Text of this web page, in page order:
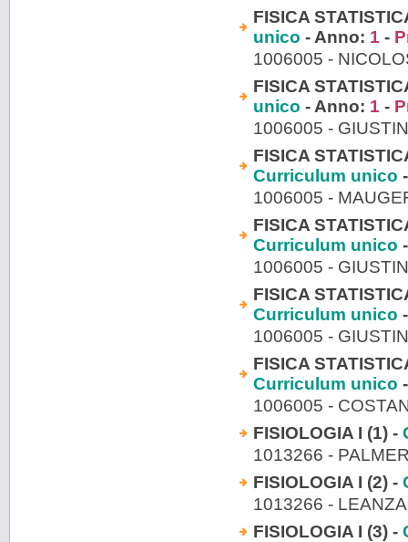
FISICA
unico - Anno: 1 -
1006005 -
FISICA
unico - Anno: 1 -
1006005 -
FISICA
Curriculum unico
1006005 -
FISICA
Curriculum unico
1006005 -
FISICA
Curriculum unico
1006005 -
FISICA
Curriculum unico
1006005 -
FISIOLOGIA I (1) -
1013266 -
FISIOLOGIA I (2) -
1013266 -
FISIOLOGIA I (3) -